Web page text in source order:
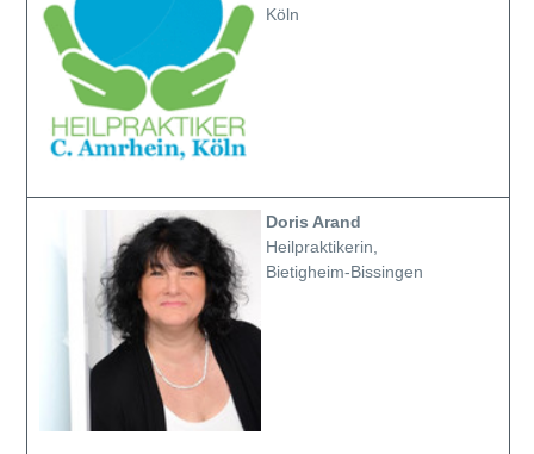
Köln
Doris Arand
Heilpraktikerin,
Bietigheim-Bissingen